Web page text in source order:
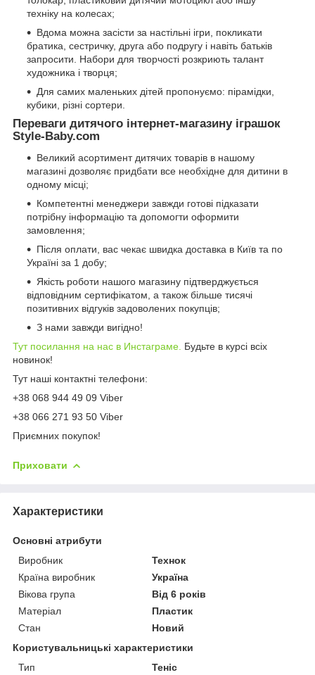
техніку на колесах;
Вдома можна засісти за настільні ігри, покликати
братика, сестричку, друга або подругу і навіть батьків
запросити. Набори для творчості розкриють талант
художника і творця;
Для самих маленьких дітей пропонуємо: пірамідки,
кубики, різні сортери.
Переваги дитячого інтернет-магазину іграшок
Style-Baby.com
Великий асортимент дитячих товарів в нашому
магазині дозволяє придбати все необхідне для дитини в
одному місці;
Компетентні менеджери завжди готові підказати
потрібну інформацію та допомогти оформити
замовлення;
Після оплати, вас чекає швидка доставка в Київ та по
Україні за 1 добу;
Якість роботи нашого магазину підтверджується
відповідним сертифікатом, а також більше тисячі
позитивних відгуків задоволених покупців;
З нами завжди вигідно!
Тут посилання на нас в Инстаграме. Будьте в курсі всіх
новинок!
Тут наші контактні телефони:
+38 068 944 49 09 Viber
+38 066 271 93 50 Viber
Приємних покупок!
Приховати
Характеристики
Основні атрибути
Виробник
Технок
Країна виробник
Україна
Вікова група
Від 6 років
Матеріал
Пластик
Стан
Новий
Користувальницькі характеристики
Тип
Теніс